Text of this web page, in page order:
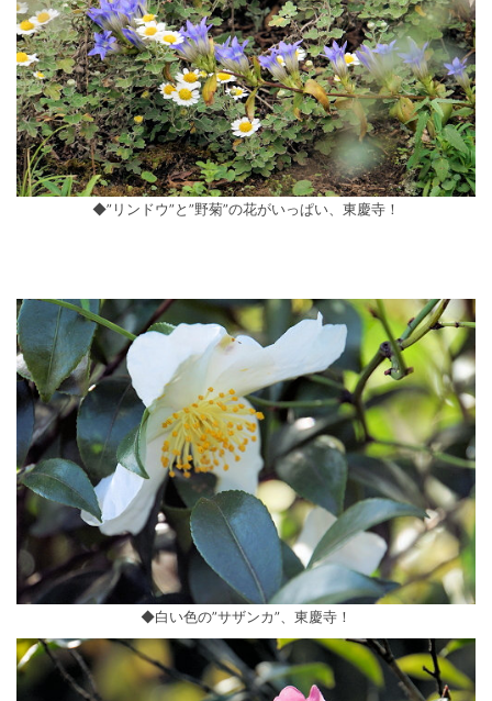
◆”リンドウ”と”野菊”の花がいっぱい、東慶寺！
◆白い色の”サザンカ”、東慶寺！